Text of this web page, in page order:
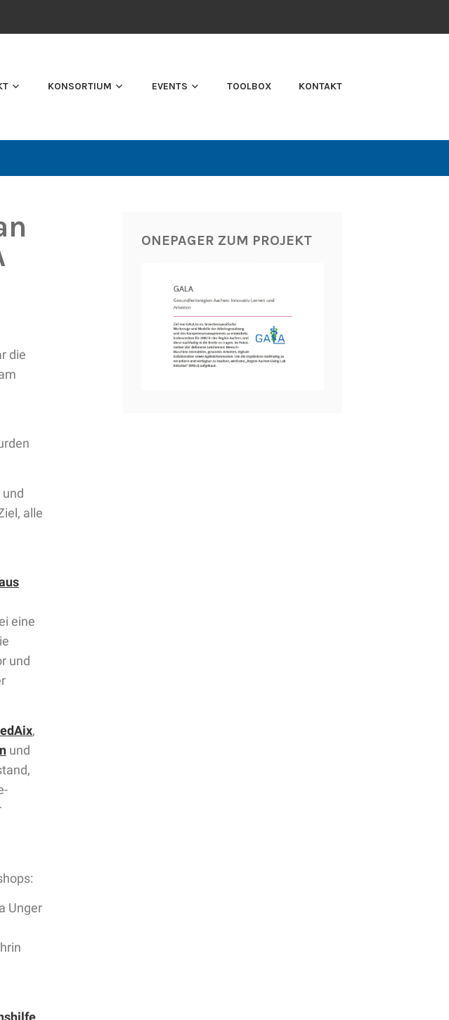
KONSORTIUM EVENTS TOOLBOX KONTAKT
die
und
alle
eine
und
,
und
Unger
ONEPAGER ZUM PROJEKT